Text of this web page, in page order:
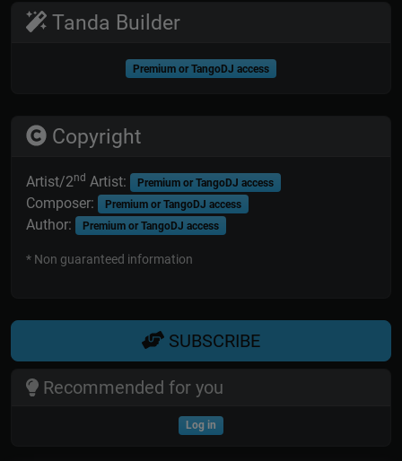
Tanda Builder
Premium or TangoDJ access
Copyright
Artist/2nd Artist: Premium or TangoDJ access
Composer: Premium or TangoDJ access
Author: Premium or TangoDJ access
* Non guaranteed information
SUBSCRIBE
Recommended for you
Log in